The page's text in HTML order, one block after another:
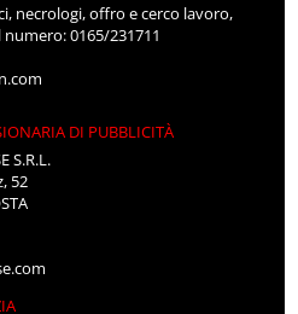
necrologi, offro e cerco lavoro,
0165/231711
DI PUBBLICITÀ
S.R.L.
52